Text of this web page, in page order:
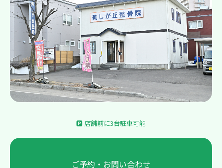
🅿 店舗前に3台駐車可能
ご予約・お問い合わせ